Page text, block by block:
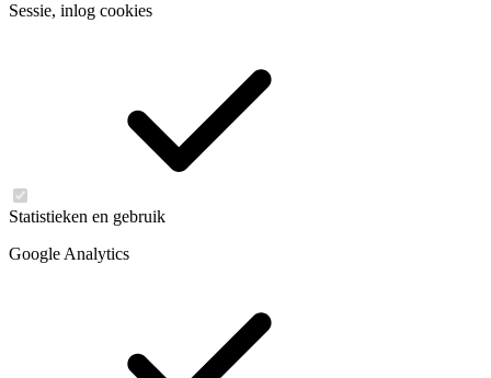
Sessie, inlog cookies
Statistieken en gebruik
Google Analytics